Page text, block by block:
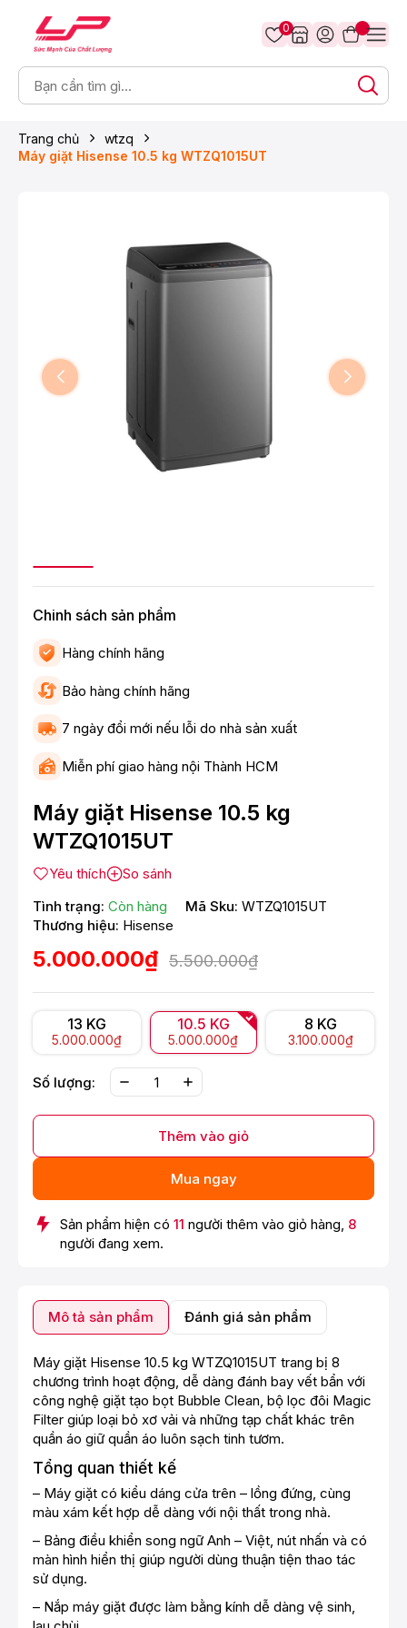
0
Trang chủ
wtzq
Máy giặt Hisense 10.5 kg WTZQ1015UT
Chinh sách sản phẩm
Hàng chính hãng
Bảo hàng chính hãng
7 ngày đổi mới nếu lỗi do nhà sản xuất
Miễn phí giao hàng nội Thành HCM
Máy giặt Hisense 10.5 kg
WTZQ1015UT
Yêu thích
So sánh
Tình trạng: Còn hàng Mã Sku: WTZQ1015UT
Thương hiệu: Hisense
5.000.000₫ 5.500.000₫
13 KG
5.000.000₫
10.5 KG
5.000.000₫
8 KG
3.100.000₫
Số lượng:
Thêm vào giỏ
Mua ngay
Sản phẩm hiện có 11 người thêm vào giỏ hàng, 8
người đang xem.
Mô tả sản phẩm Đánh giá sản phẩm
Máy giặt Hisense 10.5 kg WTZQ1015UT trang bị 8
chương trình hoạt động, dễ dàng đánh bay vết bẩn với
công nghệ giặt tạo bọt Bubble Clean, bộ lọc đôi Magic
Filter giúp loại bỏ xơ vải và những tạp chất khác trên
quần áo giữ quần áo luôn sạch tinh tươm.
Tổng quan thiết kế
– Máy giặt có kiểu dáng cửa trên – lồng đứng, cùng
màu xám kết hợp dễ dàng với nội thất trong nhà.
– Bảng điều khiển song ngữ Anh – Việt, nút nhấn và có
màn hình hiển thị giúp người dùng thuận tiện thao tác
sử dụng.
– Nắp máy giặt được làm bằng kính dễ dàng vệ sinh,